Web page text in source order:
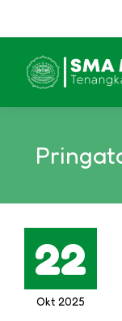
22
Okt 2025